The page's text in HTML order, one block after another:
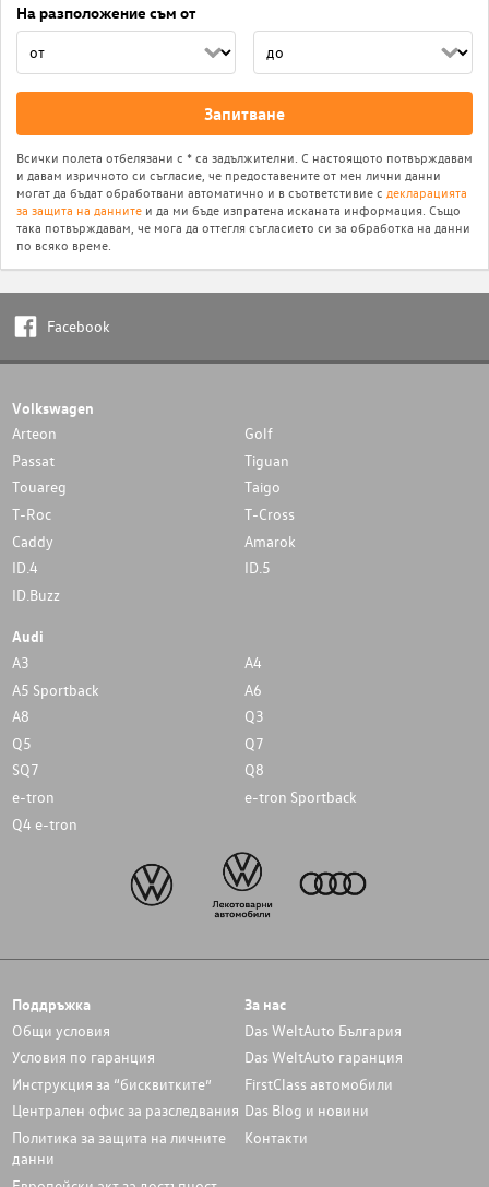
На разположение съм от
Запитване
Всички полета отбелязани с * са задължителни. С настоящото потвърждавам
и давам изричното си съгласие, че предоставените от мен лични данни
могат да бъдат обработвани автоматично и в съответстивие с декларацията
за защита на данните и да ми бъде изпратена исканата информация. Също
така потвърждавам, че мога да оттегля съгласието си за обработка на данни
по всяко време.
Facebook
Volkswagen
Arteon
Golf
Passat
Tiguan
Touareg
Taigo
T-Roc
T-Cross
Caddy
Amarok
ID.4
ID.5
ID.Buzz
Audi
A3
A4
A5 Sportback
A6
A8
Q3
Q5
Q7
SQ7
Q8
e-tron
e-tron Sportback
Q4 e-tron
Поддръжка
Общи условия
Условия по гаранция
Инструкция за “бисквитките”
Централен офис за разследвания
Политика за защита на личните
данни
За нас
Das WeltAuto България
Das WeltAuto гаранция
FirstClass автомобили
Das Blog и новини
Контакти